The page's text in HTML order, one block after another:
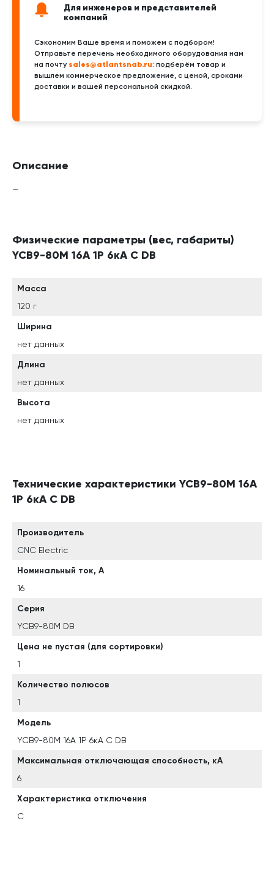
Для инженеров и представителей
компаний
Сэкономим Ваше время и поможем с подбором!
Отправьте перечень необходимого оборудования нам
на почту sales@atlantsnab.ru: подберём товар и
вышлем коммерческое предложение, с ценой, сроками
доставки и вашей персональной скидкой.
Описание
—
Физические параметры (вес, габариты)
YCB9-80M 16А 1P 6кА C DB
Масса
120 г
Ширина
нет данных
Длина
нет данных
Высота
нет данных
Технические характеристики YCB9-80M 16А
1P 6кА C DB
Производитель
CNC Electric
Номинальный ток, А
16
Серия
YCB9-80M DB
Цена не пустая (для сортировки)
1
Количество полюсов
1
Модель
YCB9-80M 16А 1P 6кА C DB
Максимальная отключающая способность, кА
6
Характеристика отключения
C